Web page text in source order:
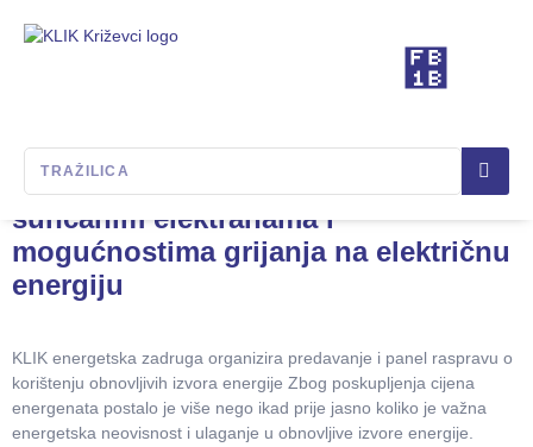
Predavanje i panel rasprava o
sunčanim elektranama i
mogućnostima grijanja na električnu
energiju
KLIK energetska zadruga organizira predavanje i panel raspravu o
korištenju obnovljivih izvora energije Zbog poskupljenja cijena
energenata postalo je više nego ikad prije jasno koliko je važna
energetska neovisnost i ulaganje u obnovljive izvore energije.